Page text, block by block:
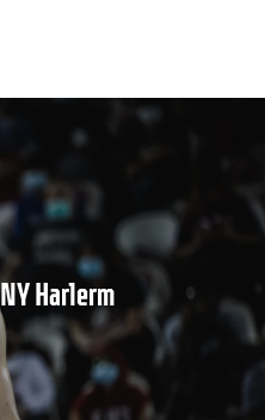
Harlerm